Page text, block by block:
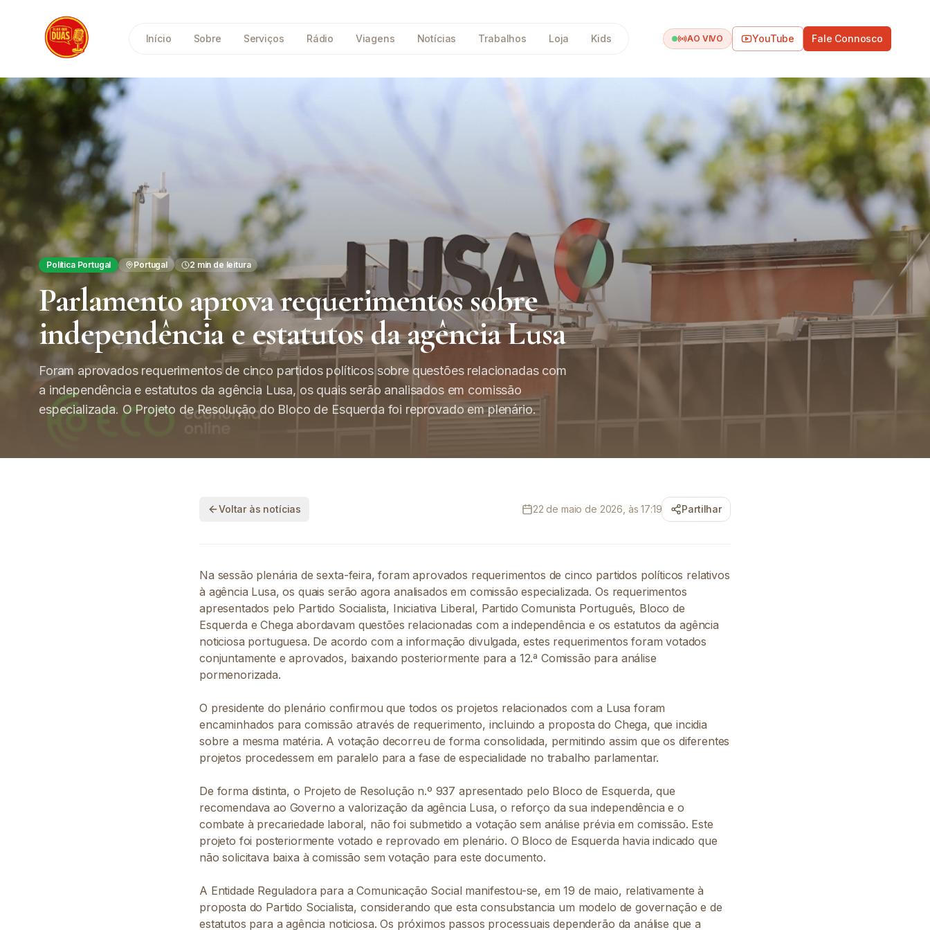
Início Sobre Serviços Rádio Viagens Notícias Trabalhos Loja Kids AO VIVO YouTube Fale Connosco
Política Portugal Portugal 2 min de leitura
Parlamento aprova requerimentos sobre
independência e estatutos da agência Lusa
Foram aprovados requerimentos de cinco partidos políticos sobre questões relacionadas com
a independência e estatutos da agência Lusa, os quais serão analisados em comissão
especializada. O Projeto de Resolução do Bloco de Esquerda foi reprovado em plenário.
Voltar às notícias 22 de maio de 2026, às 17:19 Partilhar
Na sessão plenária de sexta-feira, foram aprovados requerimentos de cinco partidos políticos relativos
à agência Lusa, os quais serão agora analisados em comissão especializada. Os requerimentos
apresentados pelo Partido Socialista, Iniciativa Liberal, Partido Comunista Português, Bloco de
Esquerda e Chega abordavam questões relacionadas com a independência e os estatutos da agência
noticiosa portuguesa. De acordo com a informação divulgada, estes requerimentos foram votados
conjuntamente e aprovados, baixando posteriormente para a 12.ª Comissão para análise
pormenorizada.
O presidente do plenário confirmou que todos os projetos relacionados com a Lusa foram
encaminhados para comissão através de requerimento, incluindo a proposta do Chega, que incidia
sobre a mesma matéria. A votação decorreu de forma consolidada, permitindo assim que os diferentes
projetos procedessem em paralelo para a fase de especialidade no trabalho parlamentar.
De forma distinta, o Projeto de Resolução n.º 937 apresentado pelo Bloco de Esquerda, que
recomendava ao Governo a valorização da agência Lusa, o reforço da sua independência e o
combate à precariedade laboral, não foi submetido a votação sem análise prévia em comissão. Este
projeto foi posteriormente votado e reprovado em plenário. O Bloco de Esquerda havia indicado que
não solicitava baixa à comissão sem votação para este documento.
A Entidade Reguladora para a Comunicação Social manifestou-se, em 19 de maio, relativamente à
proposta do Partido Socialista, considerando que esta consubstancia um modelo de governação e de
estatutos para a agência noticiosa. Os próximos passos processuais dependerão da análise que a